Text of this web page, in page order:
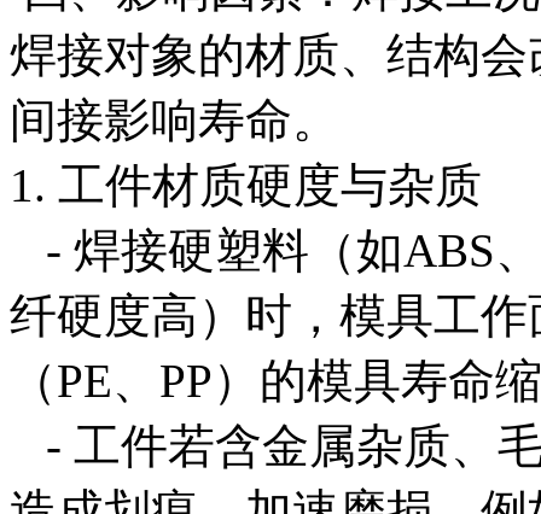
焊接对象的材质、结构
间接影响寿命。
1. 工件材质硬度与杂质
- 焊接硬塑料（如ABS
纤硬度高）时，模具工
（PE、PP）的模具寿命
- 工件若含金属杂质、